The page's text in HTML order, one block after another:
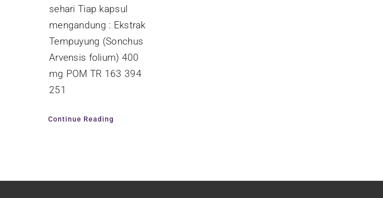
sehari Tiap kapsul
mengandung : Ekstrak
Tempuyung (Sonchus
Arvensis folium) 400
mg POM TR 163 394
251
Continue Reading